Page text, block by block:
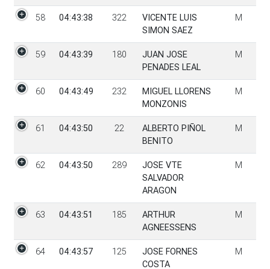
58 04:43:38 322
VICENTE LUIS
SIMON SAEZ
M
59 04:43:39 180
JUAN JOSE
PENADES LEAL
M
60 04:43:49 232
MIGUEL LLORENS
MONZONIS
M
61 04:43:50 22
ALBERTO PIÑOL
BENITO
M
62 04:43:50 289
JOSE VTE
SALVADOR
ARAGON
M
63 04:43:51 185
ARTHUR
AGNEESSENS
M
64 04:43:57 125
JOSE FORNES
COSTA
M